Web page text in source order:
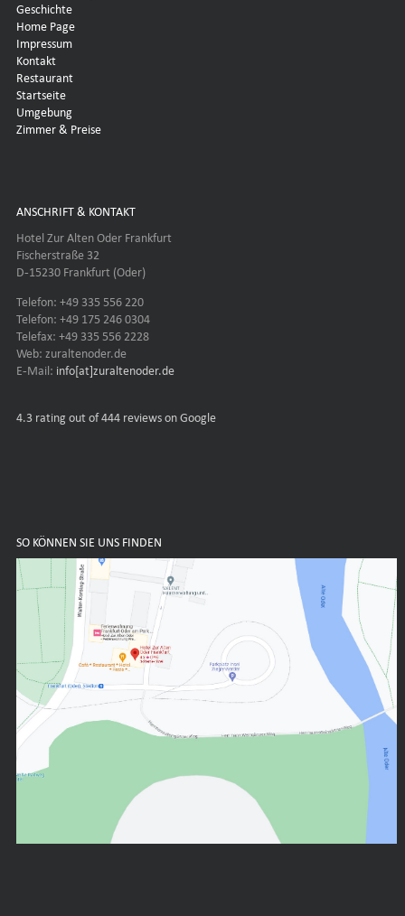
Geschichte
Home Page
Impressum
Kontakt
Restaurant
Startseite
Umgebung
Zimmer & Preise
ANSCHRIFT & KONTAKT
Hotel Zur Alten Oder Frankfurt
Fischerstraße 32
D-15230 Frankfurt (Oder)
Telefon: +49 335 556 220
Telefon: +49 175 246 0304
Telefax: +49 335 556 2228
Web: zuraltenoder.de
E-Mail: info[at]zuraltenoder.de
4.3 rating out of 444 reviews on Google
SO KÖNNEN SIE UNS FINDEN